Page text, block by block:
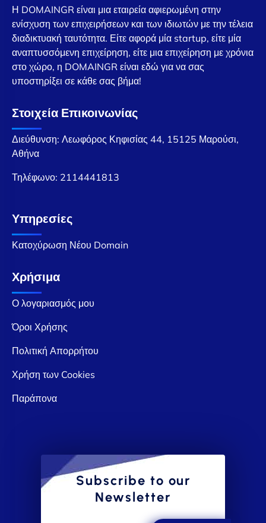
Η DOMAINGR είναι μια εταιρεία αφιερωμένη στην
ενίσχυση των επιχειρήσεων και των ιδιωτών με την τέλεια
διαδικτυακή ταυτότητα. Είτε αφορά μία startup, είτε μία
αναπτυσσόμενη επιχείρηση, είτε μια επιχείρηση με χρόνια
στο χώρο, η DOMAINGR είναι εδώ για να σας
υποστηρίξει σε κάθε σας βήμα!
Στοιχεία Επικοινωνίας
Διεύθυνση: Λεωφόρος Κηφισίας 44, 15125 Μαρούσι,
Αθήνα
Τηλέφωνο: 2114441813
Υπηρεσίες
Κατοχύρωση Νέου Domain
Χρήσιμα
Ο λογαριασμός μου
Όροι Χρήσης
Πολιτική Απορρήτου
Χρήση των Cookies
Παράπονα
Subscribe to our
Newsletter